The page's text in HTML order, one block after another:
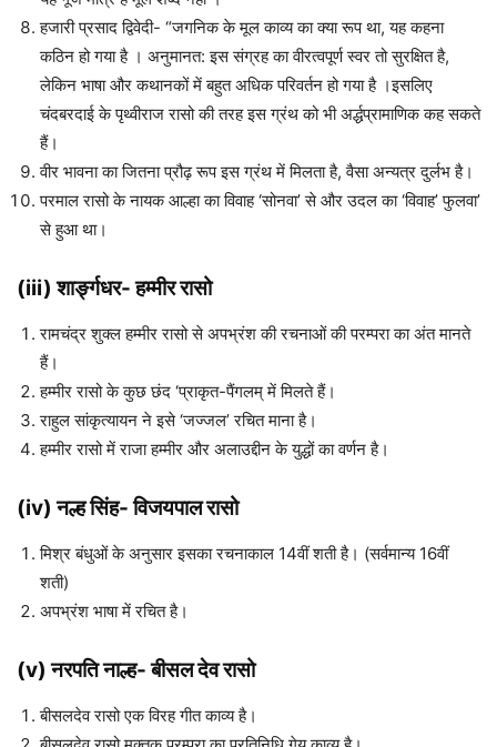
हजारी प्रसाद द्विवेदी- “जगनिक के मूल काव्य का क्या रूप था, यह कहना
कठिन हो गया है । अनुमानत: इस संग्रह का वीरत्वपूर्ण स्वर तो सुरक्षित है,
लेकिन भाषा और कथानकों में बहुत अधिक परिवर्तन हो गया है ।इसलिए
चंदबरदाई के पृथ्वीराज रासो की तरह इस ग्रंथ को भी अर्द्धप्रामाणिक कह सकते
हैं।
वीर भावना का जितना प्रौढ़ रूप इस ग्रंथ में मिलता है, वैसा अन्यत्र दुर्लभ है।
परमाल रासो के नायक आल्हा का विवाह ‘सोनवा’ से और उदल का ‘विवाह’ फुलवा’
से हुआ था।
(iii) शार्ङ्गधर- हम्मीर रासो
रामचंद्र शुक्ल हम्मीर रासो से अपभ्रंश की रचनाओं की परम्परा का अंत मानते
हैं।
हम्मीर रासो के कुछ छंद ‘प्राकृत-पैंगलम् में मिलते हैं।
राहुल सांकृत्यायन ने इसे ‘जज्जल’ रचित माना है।
हम्मीर रासो में राजा हम्मीर और अलाउद्दीन के युद्धों का वर्णन है।
(iv) नल्ह सिंह- विजयपाल रासो
मिश्र बंधुओं के अनुसार इसका रचनाकाल 14वीं शती है। (सर्वमान्य 16वीं
शती)
अपभ्रंश भाषा में रचित है।
(v) नरपति नाल्ह- बीसल देव रासो
बीसलदेव रासो एक विरह गीत काव्य है।